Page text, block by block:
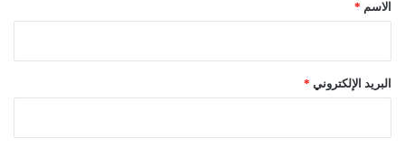
الاسم *
البريد الإلكتروني *